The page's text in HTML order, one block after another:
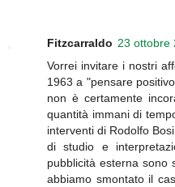
Fitzcarraldo 23 ottobre
Vorrei invitare i nostri
1963 a "pensare
non è certamente
quantità immani di
interventi di Rodolfo
di studio e
pubblicità esterna sono
abbiamo smontato il